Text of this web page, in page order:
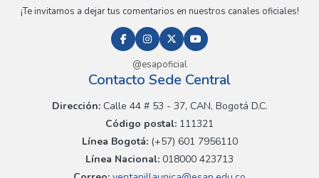
¡Te invitamos a dejar tus comentarios en nuestros canales oficiales!
@esapoficial
Contacto Sede Central
Dirección:Calle 44 # 53 - 37, CAN, Bogotá D.C.
Código postal: 111321
Línea Bogotá:(+57) 601 7956110
Línea Nacional: 018000 423713